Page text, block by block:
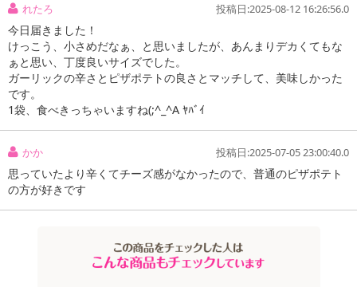
れたろ 投稿日:2025-08-12 16:26:56.0
今日届きました！
けっこう、小さめだなぁ、と思いましたが、あんまりデカくてもな
ぁと思い、丁度良いサイズでした。
ガーリックの辛さとピザポテトの良さとマッチして、美味しかった
です。
1袋、食べきっちゃいますね(;^_^A ﾔﾊﾞｲ
かか 投稿日:2025-07-05 23:00:40.0
思っていたより辛くてチーズ感がなかったので、普通のピザポテト
の方が好きです